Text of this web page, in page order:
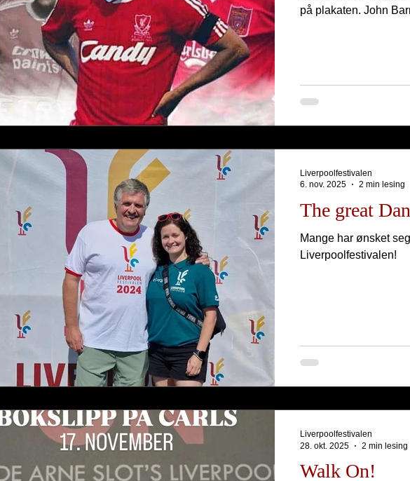
på plakaten. John
The great
Mange har ønsket
Liverpoolfestivalen!
Liverpoolfestivalen
6. nov. 2025
2 min lesing
Walk On!
Liverpoolfestivalen
28. okt. 2025
2 min lesing